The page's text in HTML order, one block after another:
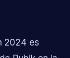
2024 es